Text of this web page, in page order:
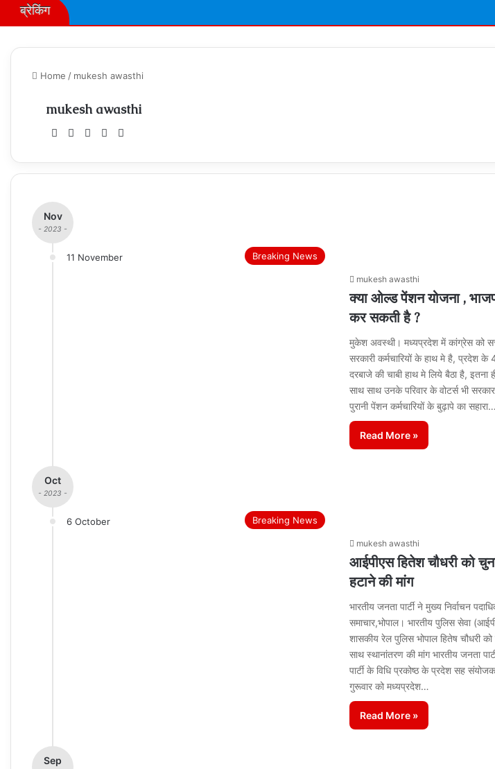
ब्रेकिंग
Home / mukesh awasthi
mukesh awasthi
WebsiteFacebook
X Instagram
Nov
- 2023 -
11 November Breaking News
mukesh awasthi
क्या ओल्ड पेंशन योजना ,
कर सकती है ?
मुकेश अवस्थी। मध्यप्रदेश में कांग्रेस को
सरकारी कर्मचारियों के हाथ मे है, प्रदेश
दरबाजे की चाबी हाथ मे लिये बैठा है, इतना
साथ साथ उनके परिवार के वोटर्स भी
पुरानी पेंशन कर्मचारियों के बुढ़ापे का सहारा…
Read More »
Oct
- 2023 -
6 October Breaking News
mukesh awasthi
आईपीएस हितेश चौधरी को
हटाने की मांग
भारतीय जनता पार्टी ने मुख्य निर्वाचन
समाचार,भोपाल। भारतीय पुलिस सेवा
शासकीय रेल पुलिस भोपाल हितेष चौधरी
साथ स्थानांतरण की मांग भारतीय जनता
पार्टी के विधि प्रकोष्ठ के प्रदेश सह
गुरूवार को मध्यप्रदेश…
Read More »
Sep